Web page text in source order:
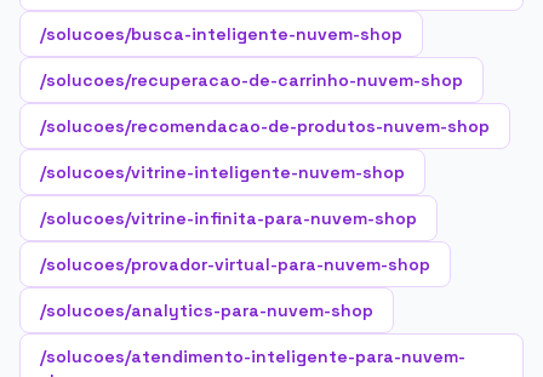
/solucoes/busca-inteligente-nuvem-shop
/solucoes/recuperacao-de-carrinho-nuvem-shop
/solucoes/recomendacao-de-produtos-nuvem-shop
/solucoes/vitrine-inteligente-nuvem-shop
/solucoes/vitrine-infinita-para-nuvem-shop
/solucoes/provador-virtual-para-nuvem-shop
/solucoes/analytics-para-nuvem-shop
/solucoes/atendimento-inteligente-para-nuvem-